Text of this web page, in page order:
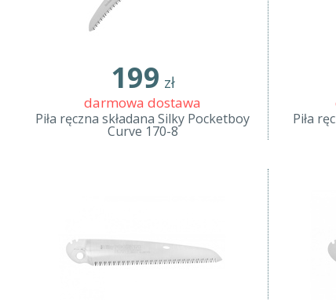
199 zł
darmowa dostawa
Piła ręczna składana Silky Pocketboy
Curve 170-8
Piła